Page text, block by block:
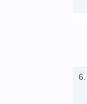
6.